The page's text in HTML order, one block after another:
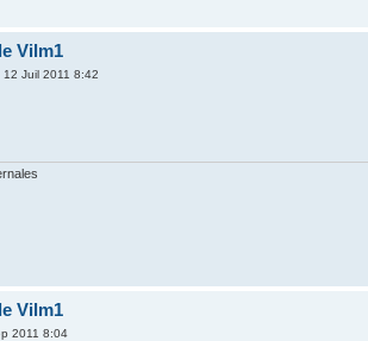
Vilm1
Juil 2011 8:42
Vilm1
2011 8:04